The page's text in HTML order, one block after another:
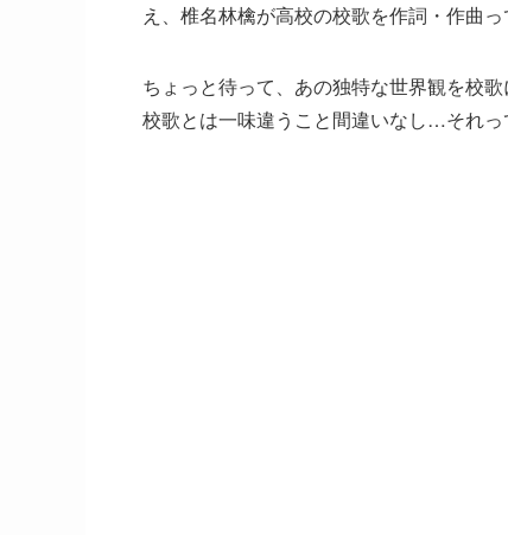
え、椎名林檎が高校の校歌を作詞・作曲
ちょっと待って、あの独特な世界観を校
校歌とは一味違うこと間違いなし…それ